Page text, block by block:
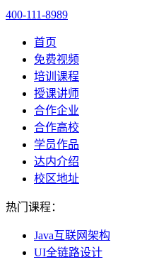
400-111-8989
首页
免费视频
培训课程
授课讲师
合作企业
合作高校
学员作品
达内介绍
校区地址
热门课程：
Java互联网架构
UI全链路设计